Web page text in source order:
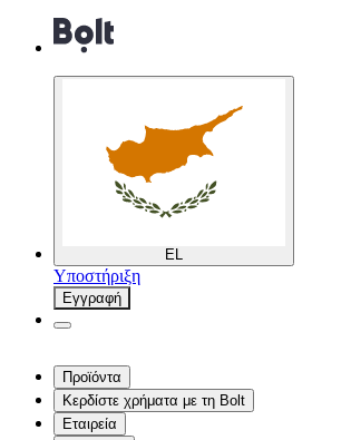
EL
Υποστήριξη
Εγγραφή
Προϊόντα
Κερδίστε χρήματα με τη Bolt
Εταιρεία